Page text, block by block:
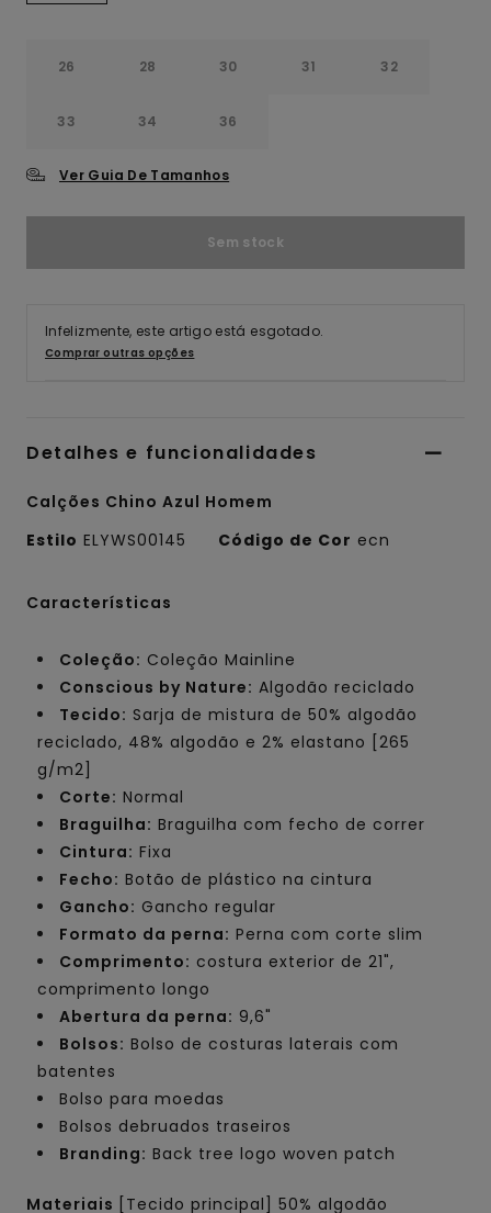
26 28 30 31 32
33 34 36
Ver Guia De Tamanhos
Sem stock
Infelizmente, este artigo está esgotado.
Comprar outras opções
Detalhes e funcionalidades
Calções Chino Azul Homem
Estilo ELYWS00145 Código de Cor ecn
Características
Coleção: Coleção Mainline
Conscious by Nature: Algodão reciclado
Tecido: Sarja de mistura de 50% algodão
reciclado, 48% algodão e 2% elastano [265
g/m2]
Corte: Normal
Braguilha: Braguilha com fecho de correr
Cintura: Fixa
Fecho: Botão de plástico na cintura
Gancho: Gancho regular
Formato da perna: Perna com corte slim
Comprimento: costura exterior de 21",
comprimento longo
Abertura da perna: 9,6"
Bolsos: Bolso de costuras laterais com
batentes
Bolso para moedas
Bolsos debruados traseiros
Branding: Back tree logo woven patch
Materiais [Tecido principal] 50% algodão